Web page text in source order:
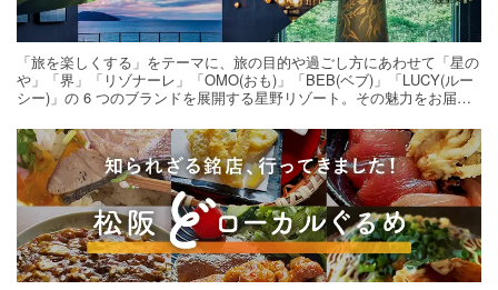
「旅を楽しくする」をテーマに、旅の目的や過ごし方にあわせて「星の
や」「界」「リゾナーレ」「OMO(おも)」「BEB(ベブ)」「LUCY(ルー
シー)」の 6 つのブランドを展開する星野リゾート。その魅力をお届け